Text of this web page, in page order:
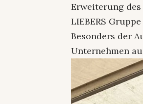
Erweiterung
LIEBERS
Besonders der
Unternehmen